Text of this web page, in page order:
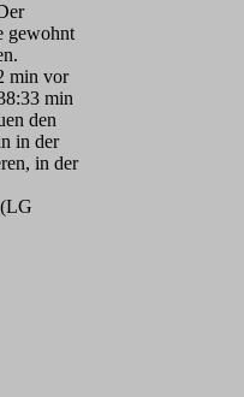
gewohnt
min vor
min
den
in der
in der